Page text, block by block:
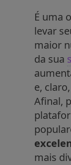
É uma
levar
maior
da sua
e,
Afinal,
mais